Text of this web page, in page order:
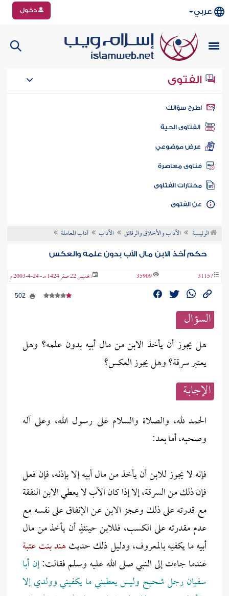
عربي دخول
الفتوى
سؤالك
الفتاوى الحية
عرض موضوعي
فتاوى معاصرة
مختارات الفتاوى
الفتوى
الرئيسية الآداب والأخلاق والرقائق الآداب آداب المعاملة
حكم أخذ الابن مال الأب بدون علمه والعكس
31157
35909 الخميس 22 صفر 1424 هـ - 24-4-2003 م
السؤال
هل يجوز أن يأخذ الابن من مال أبيه بدون علمه؟ وهل
يعتبر سرقة؟ وهل يجوز العكس؟
الإجابــة
الحمد لله، والصلاة والسلام على رسول الله، وعلى آله
وصحبه، أما بعد:
فإنه لا يجوز للابن أن يأخذ من مال أبيه إلا بإذنه، فإن فعل
فإن ذلك من السرقة، إلا إذا كان الأب لا يعطي الابن النفقة
مع قدرته على ذلك وعجز الابن عن الإنفاق على نفسه مع
عدم مقدرته على الكسب، فللابن حينئذٍ أن يأخذ من مال
أبيه ما يكفيه بالمعروف، ودليل ذلك حديثهند بنت عتبة
عندما جاءت إلى النبي صلى الله عليه وسلم فقالت:إن أبا
سفيان رجل شحيح وليس يعطيني ما يكفيني وولدي إلا